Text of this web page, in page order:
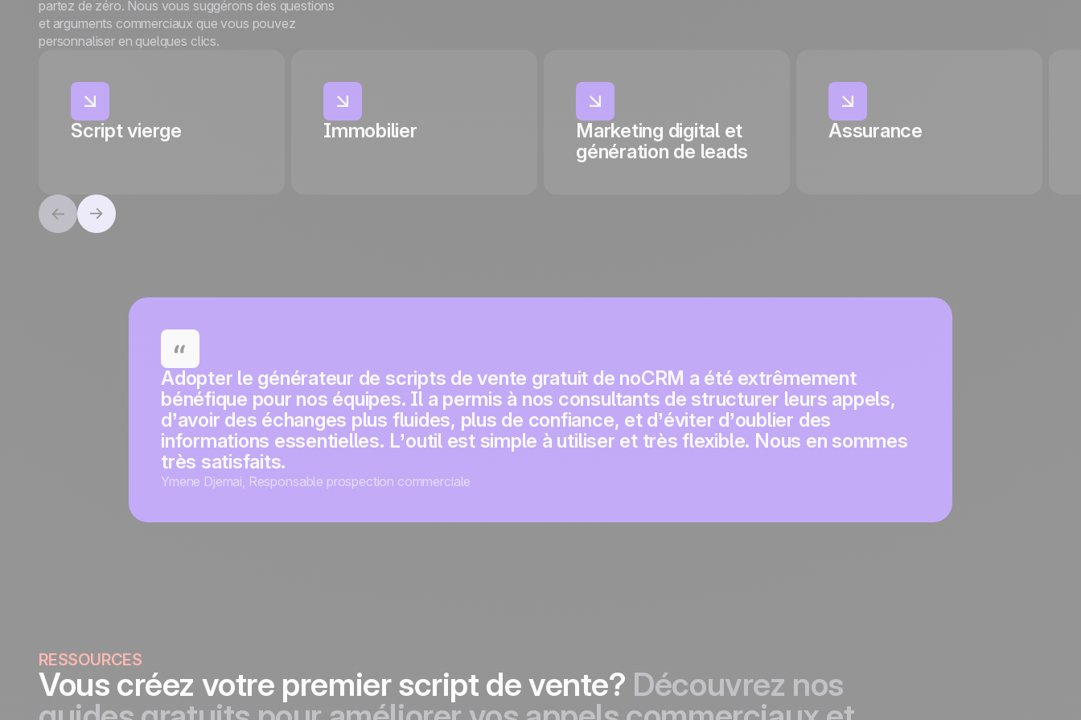
partez de zéro. Nous vous suggérons des questions
et arguments commerciaux que vous pouvez
personnaliser en quelques clics.
Script vierge Immobilier
Marketing digital et
génération de leads
Assurance
Adopter le générateur de scripts de vente gratuit de noCRM a été extrêmement
bénéfique pour nos équipes. Il a permis à nos consultants de structurer leurs appels,
d’avoir des échanges plus fluides, plus de confiance, et d’éviter d’oublier des
informations essentielles. L’outil est simple à utiliser et très flexible. Nous en sommes
très satisfaits.
Ymene Djemai, Responsable prospection commerciale
RESSOURCES
Vous créez votre premier script de vente? Découvrez nos